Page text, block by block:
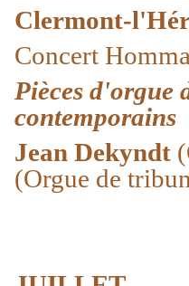
Clermont-
Concert
Pièces d'orgue
contemporains
Jean Dekyndt
(Orgue de